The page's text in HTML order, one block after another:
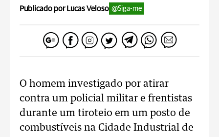
Publicado por Lucas Veloso @Siga-me
O homem investigado por atirar
contra um policial militar e frentistas
durante um tiroteio em um posto de
combustíveis na Cidade Industrial de